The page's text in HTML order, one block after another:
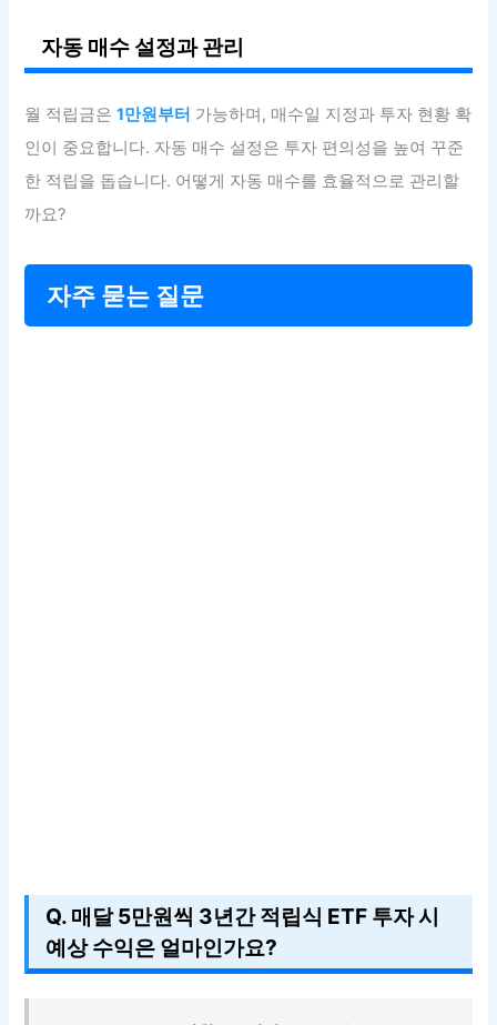
자동 매수 설정과 관리
월 적립금은1만원부터 가능하며, 매수일 지정과 투자 현황 확
인이 중요합니다. 자동 매수 설정은 투자 편의성을 높여 꾸준
한 적립을 돕습니다. 어떻게 자동 매수를 효율적으로 관리할
까요?
자주 묻는 질문
Q. 매달 5만원씩 3년간 적립식 ETF 투자 시
예상 수익은 얼마인가요?